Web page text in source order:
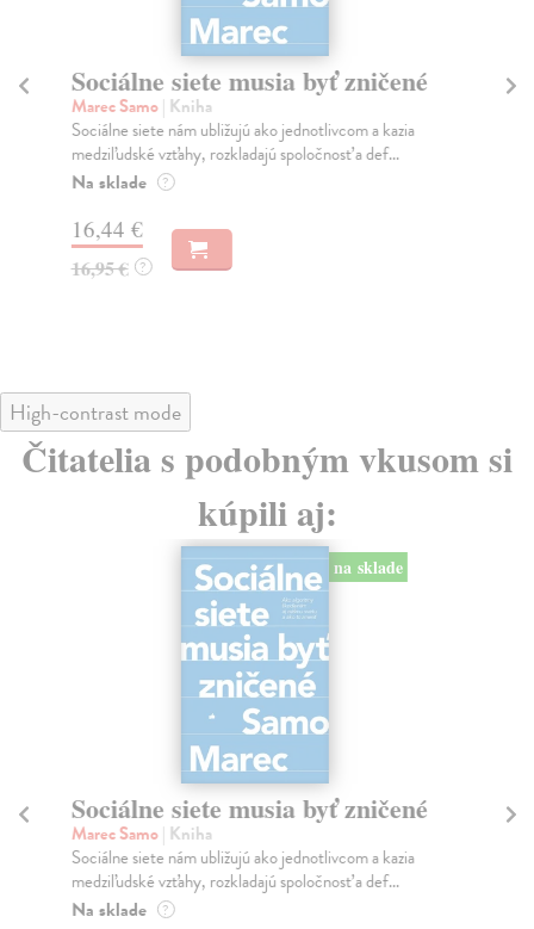
Sociálne siete musia byť zničené
Marec Samo| Kniha
Sociálne siete nám ubližujú ako jednotlivcom a kazia
medziľudské vzťahy, rozkladajú spoločnosť a def...
Na sklade ?
16,44 €
16,95 € ?
High-contrast mode
Čitatelia s podobným vkusom si
kúpili aj:
na sklade
Sociálne siete musia byť zničené
Marec Samo| Kniha
Sociálne siete nám ubližujú ako jednotlivcom a kazia
medziľudské vzťahy, rozkladajú spoločnosť a def...
Na sklade ?